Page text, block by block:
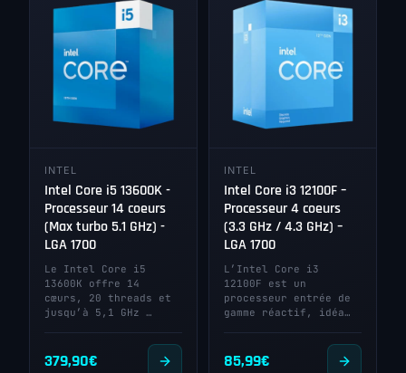
INTEL
Intel Core i5 13600K -
Processeur 14 coeurs
(Max turbo 5.1 GHz) -
LGA 1700
Le Intel Core i5
13600K offre 14
cœurs, 20 threads et
jusqu’à 5,1 GHz …
379,90€
INTEL
Intel Core i3 12100F –
Processeur 4 coeurs
(3.3 GHz / 4.3 GHz) –
LGA 1700
L’Intel Core i3
12100F est un
processeur entrée de
gamme réactif, idéa…
85,99€